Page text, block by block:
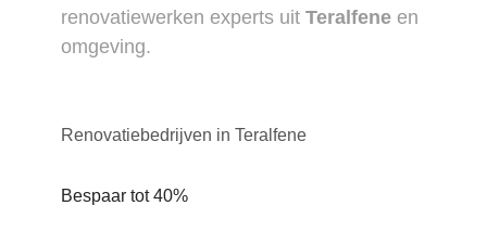
renovatiewerken experts uit Teralfene en
omgeving.
Renovatiebedrijven in Teralfene
Bespaar tot 40%